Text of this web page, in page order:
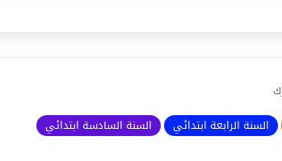
السنة الرابعة ابتدائي
السنة السادسة ابتدائي